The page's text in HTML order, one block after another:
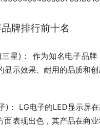
牌排行前十名
三星)： 作为知名电子品
显示效果、耐用的品质和
)： LG电子的LED显示屏
面表现出色，其产品在商